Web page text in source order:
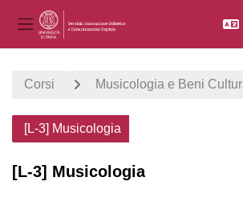
Pannello laterale
Corsi Musicologia e Beni
[L-3] Musicologia
[L-3] Musicologia